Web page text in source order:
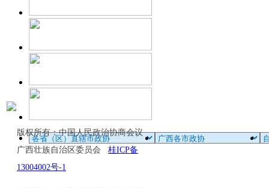
版权所有：中国人民政治协商会议
广西壮族自治区委员会 桂ICP备
13004002号-1